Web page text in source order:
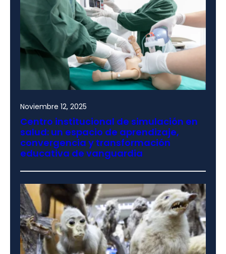
Noviembre 12, 2025
Centro institucional de simulación en
salud: un espacio de aprendizaje,
convergencia y transformación
educativa de vanguardia